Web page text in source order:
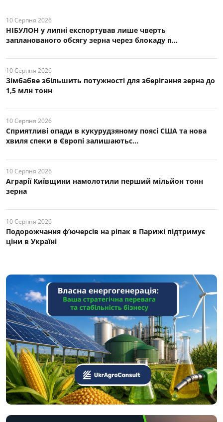
10 Серпня 2026
НІБУЛОН у липні експортував лише чверть
запланованого обсягу зерна через блокаду п...
10 Серпня 2026
Зімбабве збільшить потужності для зберігання зерна до
1,5 млн тонн
10 Серпня 2026
Сприятливі опади в кукурудзяному поясі США та нова
хвиля спеки в Європі залишаютьс...
10 Серпня 2026
Аграрії Київщини намолотили перший мільйон тонн
зерна
10 Серпня 2026
Подорожчання ф’ючерсів на ріпак в Парижі підтримує
ціни в Україні